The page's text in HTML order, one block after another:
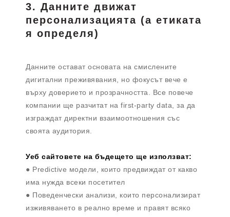
3. Данните движат
персонализацията (а етиката
я определя)
Данните остават основата на смислените
дигитални преживявания, но фокусът вече е
върху доверието и прозрачността. Все повече
компании ще разчитат на first-party data, за да
изграждат директни взаимоотношения със
своята аудитория.
Уеб сайтовете на бъдещето ще използват:
● Predictive модели, които предвиждат от какво
има нужда всеки посетител
● Поведенчески анализи, които персонализират
изживяването в реално време и правят всяко